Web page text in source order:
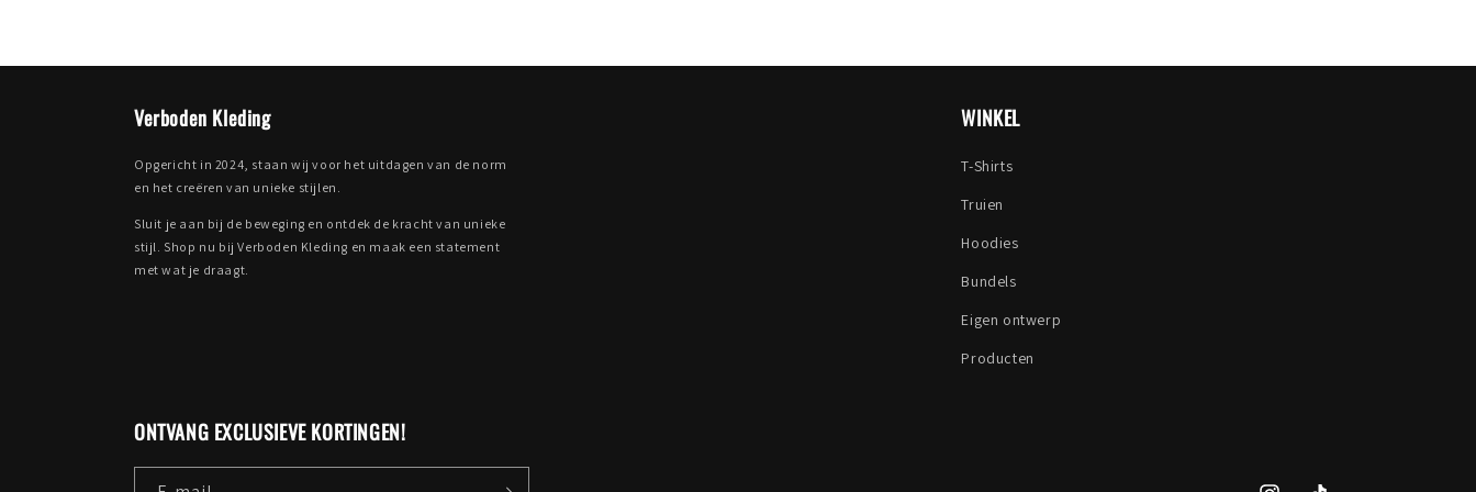
Verboden Kleding
Opgericht in 2024, staan wij voor het uitdagen van de norm
en het creëren van unieke stijlen.
Sluit je aan bij de beweging en ontdek de kracht van unieke
stijl. Shop nu bij Verboden Kleding en maak een statement
met wat je draagt.
WINKEL
T-Shirts
Truien
Hoodies
Bundels
Eigen ontwerp
Producten
ONTVANG EXCLUSIEVE KORTINGEN!